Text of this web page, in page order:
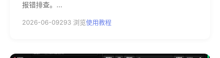
报错排查。...
2026-06-09293 浏览使用教程